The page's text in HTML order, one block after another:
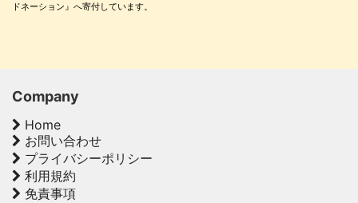
ドネーション』へ寄付しています。
Company
Home
お問い合わせ
プライバシーポリシー
利用規約
免責事項